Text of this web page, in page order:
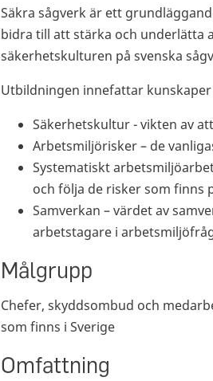
Säkra sågverk är ett
bidra till att stärka och underlätta
säkerhetskulturen på svenska
Utbildningen innefattar
Säkerhetskultur - vikten av
Arbetsmiljörisker – de
Systematiskt
och följa de risker som finns
Samverkan – värdet av
arbetstagare i
Målgrupp
Chefer, skyddsombud och
som finns i Sverige
Omfattning